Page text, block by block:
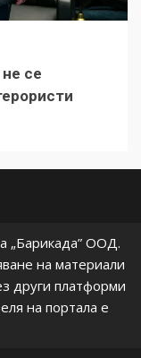
се
„Барикада” ООД.
на материали
други платформи
на портала е